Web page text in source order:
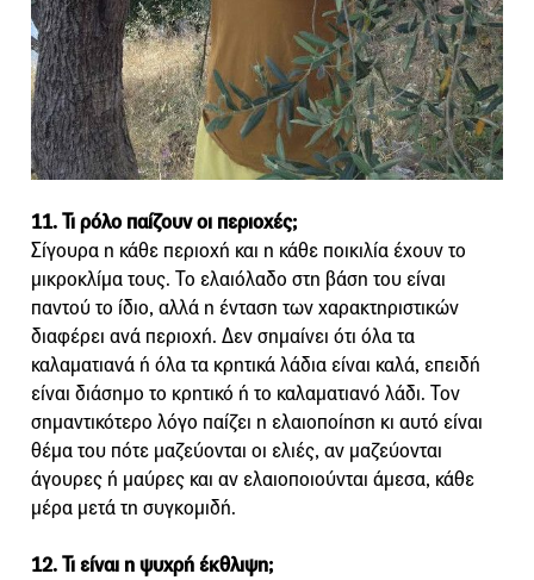
11. Τι ρόλο παίζουν οι περιοχές;
Σίγουρα η κάθε περιοχή και η κάθε ποικιλία έχουν το
μικροκλίμα τους. Το ελαιόλαδο στη βάση του είναι
παντού το ίδιο, αλλά η ένταση των χαρακτηριστικών
διαφέρει ανά περιοχή. Δεν σημαίνει ότι όλα τα
καλαματιανά ή όλα τα κρητικά λάδια είναι καλά, επειδή
είναι διάσημο το κρητικό ή το καλαματιανό λάδι. Τον
σημαντικότερο λόγο παίζει η ελαιοποίηση κι αυτό είναι
θέμα του πότε μαζεύονται οι ελιές, αν μαζεύονται
άγουρες ή μαύρες και αν ελαιοποιούνται άμεσα, κάθε
μέρα μετά τη συγκομιδή.
12. Τι είναι η ψυχρή έκθλιψη;